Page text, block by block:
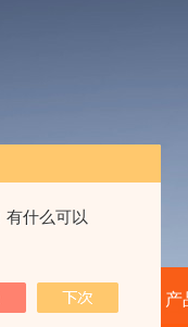
有什么可以
当前位置： 产